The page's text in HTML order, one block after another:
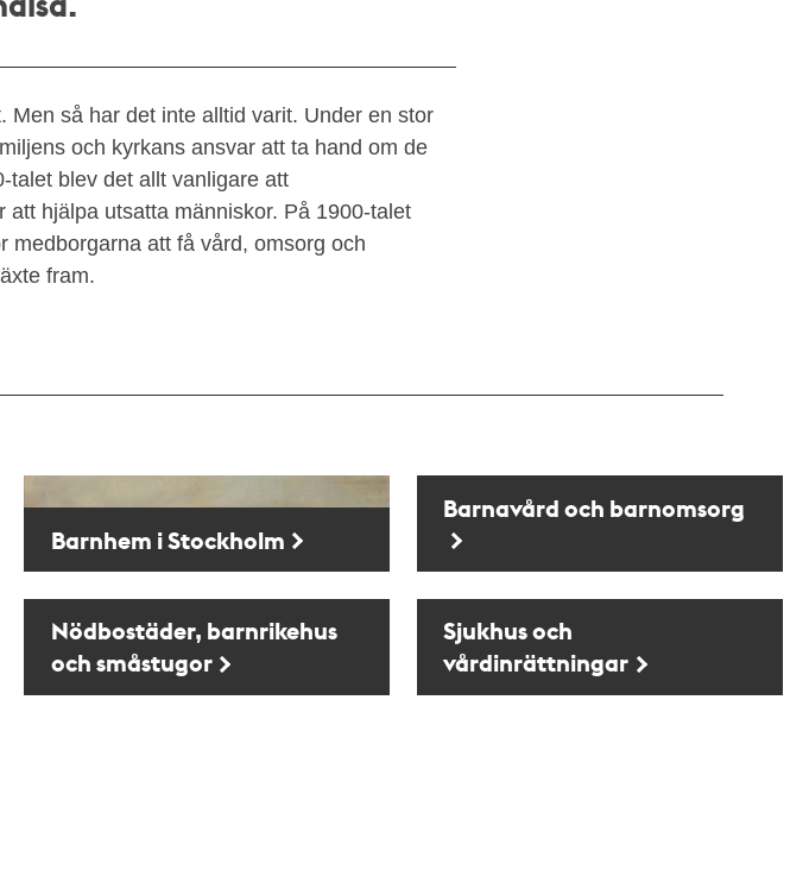
Men så har det inte alltid varit. Under en stor
och kyrkans ansvar att ta hand om de
talet blev det allt vanligare att
hjälpa utsatta människor. På 1900-talet
medborgarna att få vård, omsorg och
fram.
Barnhem i Stockholm
Barnavård och barnomsorg
Nödbostäder, barnrikehus
och småstugor
Sjukhus och
vårdinrättningar